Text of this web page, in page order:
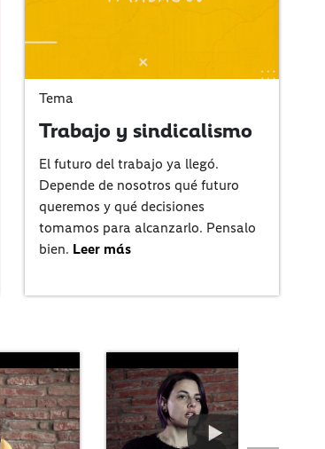
Tema
Trabajo y sindicalismo
El futuro del trabajo ya llegó.
Depende de nosotros qué futuro
queremos y qué decisiones
tomamos para alcanzarlo. Pensalo
bien. Leer más